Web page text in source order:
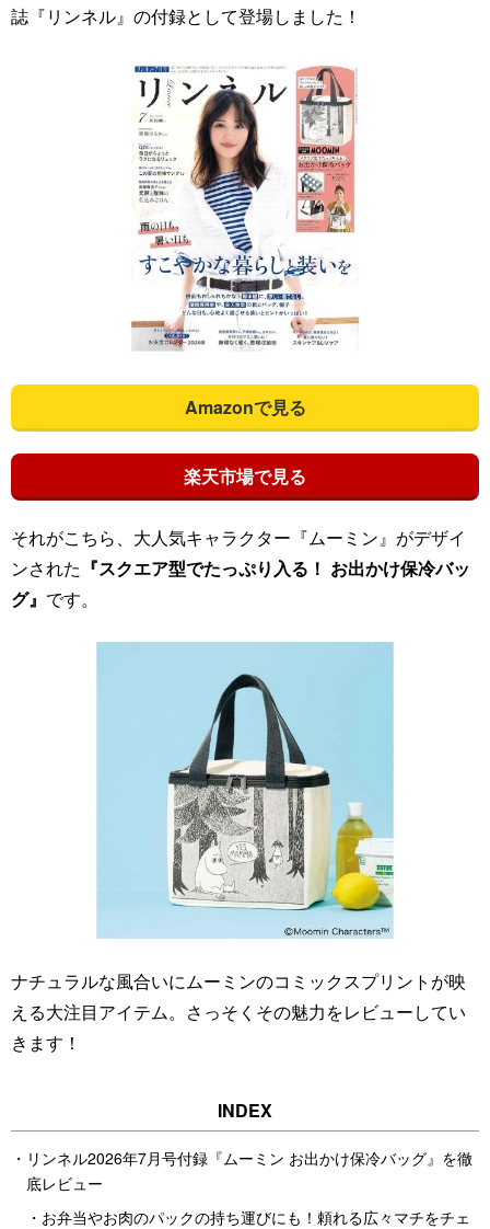
誌『リンネル』の付録として登場しました！
Amazonで見る
楽天市場で見る
それがこちら、大人気キャラクター『ムーミン』がデザイ
ンされた 『スクエア型でたっぷり入る！ お出かけ保冷バッ
グ』 です。
ナチュラルな風合いにムーミンのコミックスプリントが映
える大注目アイテム。さっそくその魅力をレビューしてい
きます！
リンネル2026年7月号付録『ムーミン お出かけ保冷バッグ』を徹
底レビュー
お弁当やお肉のパックの持ち運びにも！頼れる広々マチをチェ